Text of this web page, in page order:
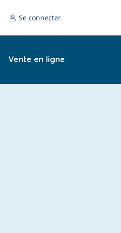
Se connecter
Vente en ligne